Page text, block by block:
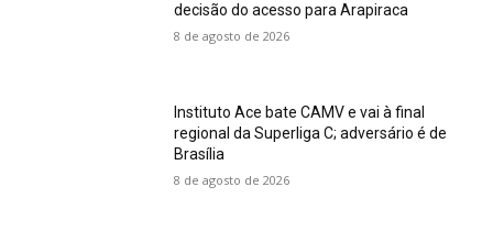
decisão do acesso para Arapiraca
8 de agosto de 2026
Instituto Ace bate CAMV e vai à final
regional da Superliga C; adversário é de
Brasília
8 de agosto de 2026